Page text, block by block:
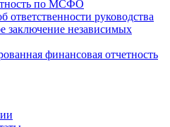
по МСФО
ответственности руководства
заключение независимых
финансовая отчетность